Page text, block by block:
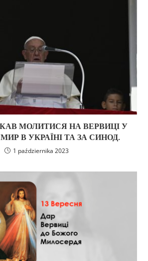
МОЛИТИСЯ НА ВЕРВИЦІ У
В УКРАЇНІ ТА ЗА СИНОД.
1 października 2023